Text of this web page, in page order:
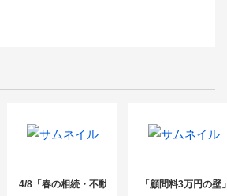
は蒸発する」——特定のルートに依存した税理士事
4/8「春の相続・不動産フェア 2026」「顧問料3万円の